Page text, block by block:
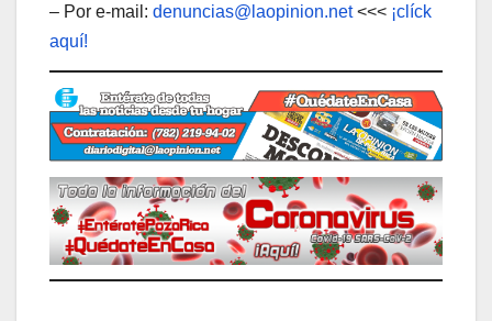
– Por e-mail: denuncias@laopinion.net<<< ¡clíck
aquí!